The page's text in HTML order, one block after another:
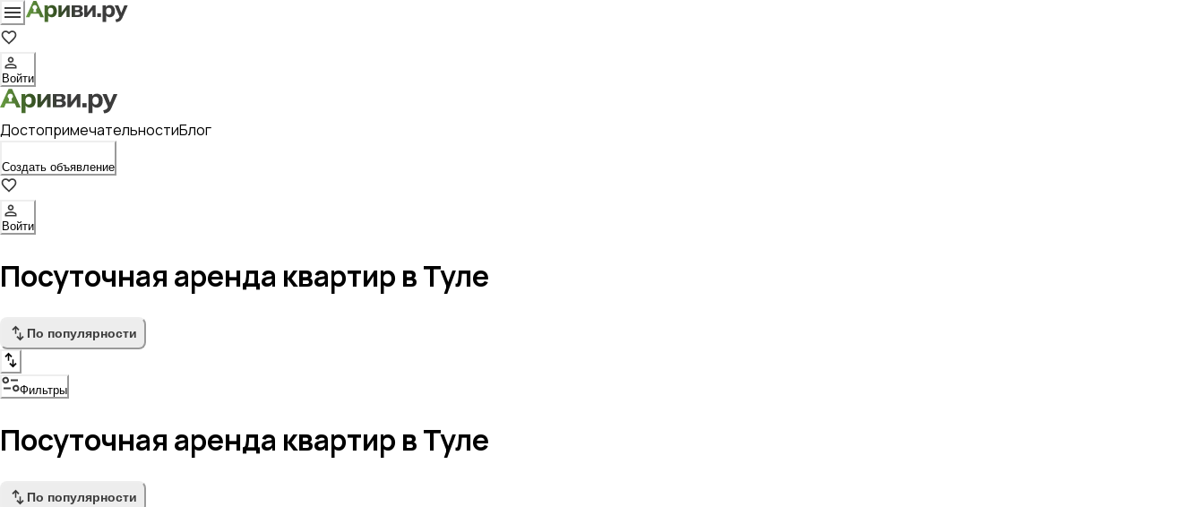
Войти
ДостопримечательностиБлог
Создать объявление
Войти
Посуточная аренда квартир в Туле
По популярности
Фильтры
Посуточная аренда квартир в Туле
По популярности